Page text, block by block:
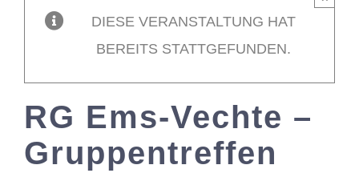
Mitglieder /
DIESE VERANSTALTUNG HAT
BEREITS STATTGEFUNDEN.
RG Ems-Vechte –
Gruppentreffen